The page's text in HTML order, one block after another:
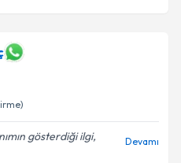
gösterdiği ilgi,
Devamı